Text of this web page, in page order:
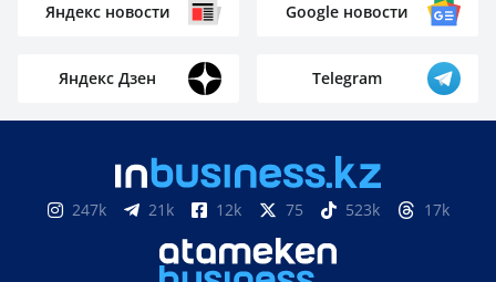
Яндекс новости Google новости
Яндекс Дзен Telegram
247k 21k 12k 75 523k 17k